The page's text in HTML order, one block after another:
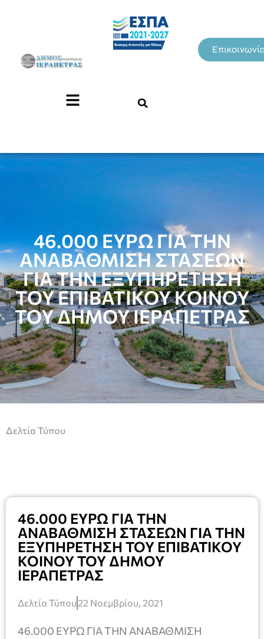
46.000 ΕΥΡΩ ΓΙΑ ΤΗΝ
ΑΝΑΒΑΘΜΙΣΗ ΣΤΑΣΕΩΝ
ΓΙΑ ΤΗΝ ΕΞΥΠΗΡΕΤΗΣΗ
ΤΟΥ ΕΠΙΒΑΤΙΚΟΥ ΚΟΙΝΟΥ
ΤΟΥ ΔΗΜΟΥ ΙΕΡΑΠΕΤΡΑΣ
Δελτία Τύπου
46.000 ΕΥΡΩ ΓΙΑ ΤΗΝ
ΑΝΑΒΑΘΜΙΣΗ ΣΤΑΣΕΩΝ ΓΙΑ ΤΗΝ
ΕΞΥΠΗΡΕΤΗΣΗ ΤΟΥ ΕΠΙΒΑΤΙΚΟΥ
ΚΟΙΝΟΥ ΤΟΥ ΔΗΜΟΥ
ΙΕΡΑΠΕΤΡΑΣ
Δελτία Τύπου 22 Νοεμβρίου, 2021
46.000 ΕΥΡΩ ΓΙΑ ΤΗΝ ΑΝΑΒΑΘΜΙΣΗ